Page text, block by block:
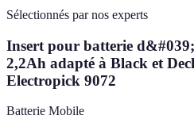
Sélectionnés par nos experts
Insert pour batterie
2,2Ah adapté à Black et
Electropick 9072
Batterie Mobile